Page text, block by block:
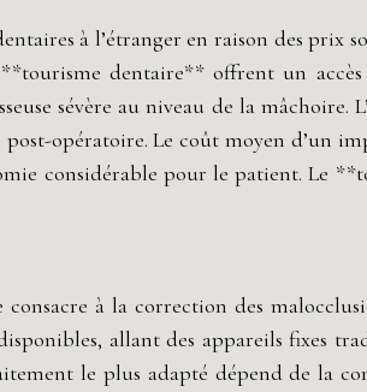
à l’étranger en raison des prix
**tourisme dentaire** offrent un
sévère au niveau de la
opératoire. Le coût moyen d’un
considérable pour le patient. Le
à la correction des
allant des appareils fixes
le plus adapté dépend de la